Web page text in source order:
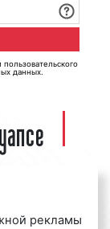
пользовательского
данных
рекламы